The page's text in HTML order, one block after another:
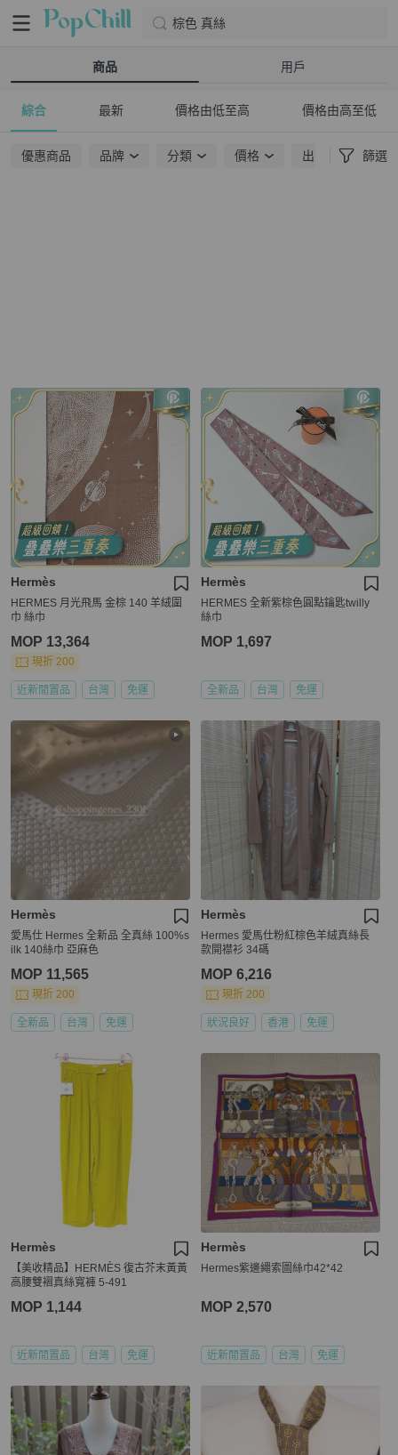
棕色 真絲
商品 用戶
綜合 最新 價格由低至高 價格由高至低
優惠商品 品牌 分類 價格 出貨地點 篩選
Hermès
HERMES 月光飛馬 金棕 140 羊絨圍
巾 絲巾
MOP 13,364
現折 200
近新閒置品 台灣 免運
Hermès
HERMES 全新紫棕色圓點鑰匙twilly
絲巾
MOP 1,697
全新品 台灣 免運
Hermès
愛馬仕 Hermes 全新品 全真絲 100%s
ilk 140絲巾 亞麻色
MOP 11,565
現折 200
全新品 台灣 免運
Hermès
Hermes 愛馬仕粉紅棕色羊絨真絲長
款開襟衫 34碼
MOP 6,216
現折 200
狀況良好 香港 免運
Hermès
【美收精品】HERMÈS 復古芥末黃黃
高腰雙褶真絲寬褲 5-491
MOP 1,144
近新閒置品 台灣 免運
Hermès
Hermes紫邊繩索圖絲巾42*42
MOP 2,570
近新閒置品 台灣 免運